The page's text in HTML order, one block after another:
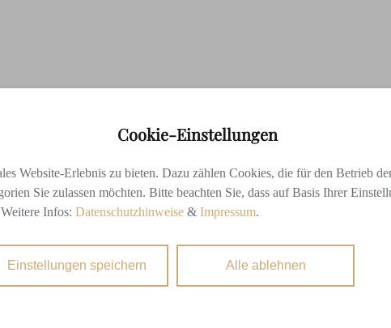
FÜR DAMENCookie-Einstellungen
Website-Erlebnis zu bieten. Dazu zählen Cookies, die für den Betrieb
Sie zulassen möchten. Bitte beachten Sie, dass auf Basis Ihrer
Infos: Datenschutzhinweise & Impressum.
Einstellungen speichern Alle ablehnen